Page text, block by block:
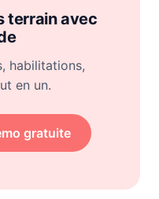
terrain avec
habilitations,
en un.
gratuite